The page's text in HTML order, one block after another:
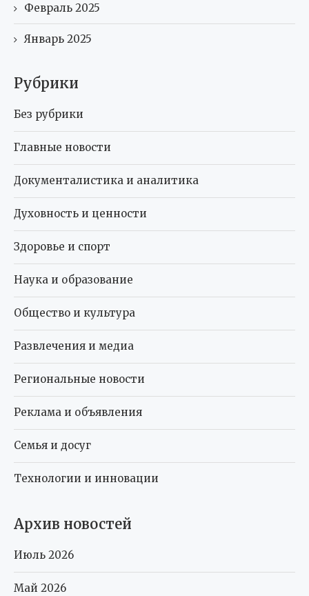
Февраль 2025
Январь 2025
Рубрики
Без рубрики
Главные новости
Документалистика и аналитика
Духовность и ценности
Здоровье и спорт
Наука и образование
Общество и культура
Развлечения и медиа
Региональные новости
Реклама и объявления
Семья и досуг
Технологии и инновации
Архив новостей
Июль 2026
Май 2026